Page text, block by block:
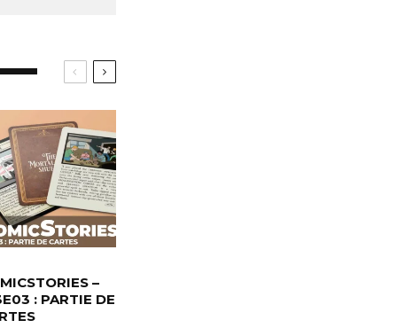
–
: PARTIE DE